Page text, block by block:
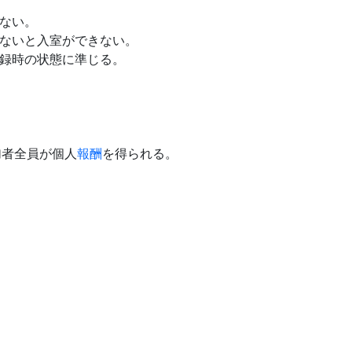
い。
と入室ができない。
時の状態に準じる。
全員が個人報酬を得られる。